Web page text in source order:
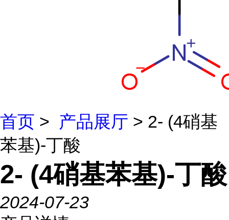
首页 > 产品展厅 > 2- (4硝基
苯基)-丁酸
2- (4硝基苯基)-丁酸
2024-07-23